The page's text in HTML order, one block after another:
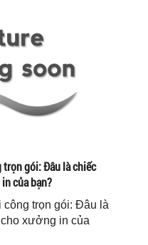
trọn gói: Đâu là chiếc
của bạn?
công trọn gói: Đâu là
xưởng in của